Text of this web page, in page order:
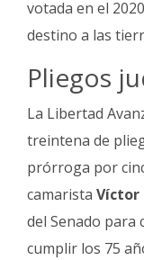
votada en el
destino a las
Pliegos
La Libertad
treintena de
prórroga por
camarista Víctor
del Senado para
cumplir los 75